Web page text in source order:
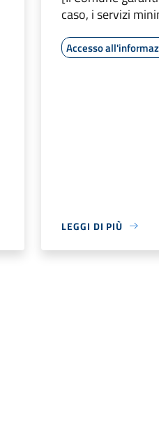
caso, i servizi
Accesso
LEGGI DI PIÙ